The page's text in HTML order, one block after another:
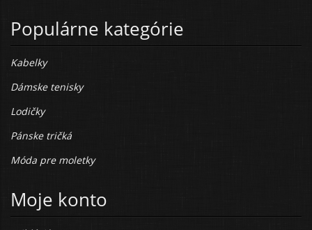
Populárne kategórie
Kabelky
Dámske tenisky
Lodičky
Pánske tričká
Móda pre moletky
Moje konto